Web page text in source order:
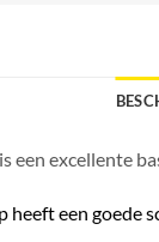
is een excellente
heeft een goede